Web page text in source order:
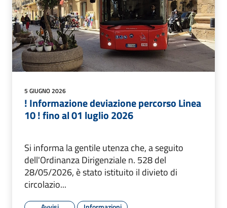
5 GIUGNO 2026
! Informazione deviazione percorso Linea
10 ! fino al 01 luglio 2026
Si informa la gentile utenza che, a seguito
dell'Ordinanza Dirigenziale n. 528 del
28/05/2026, è stato istituito il divieto di
circolazio...